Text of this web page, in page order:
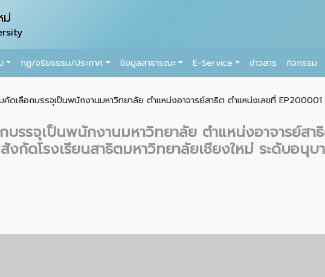
ม่
กฏ/จริยธรรม/ประกาศ ข้อมูลสาธารณะ E-Service ข่าวสาร กิจกรรม
ดเลือกบรรจุเป็นพนักงานมหาวิทยาลัย ตำแหน่งอาจารย์สาธิต ตำแหน่งเลขที่ EP200001
รรจุเป็นพนักงานมหาวิทยาลัย ตำแหน่งอาจารย์สา
กัดโรงเรียนสาธิตมหาวิทยาลัยเชียงใหม่ ระดับอนุบ